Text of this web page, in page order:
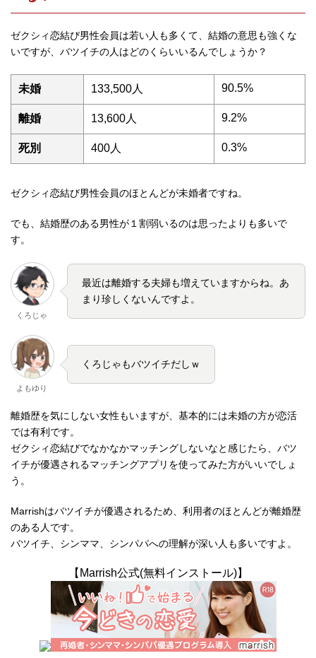
ゼクシィ恋結び男性会員は若い人も多くて、結婚の意思も強くな
いですが、バツイチの人はどのくらいいるんでしょうか？
未婚 133,500人 90.5%
離婚 13,600人 9.2%
死別 400人 0.3%
ゼクシィ恋結び男性会員のほとんどが未婚者ですね。
でも、結婚歴のある男性が１割弱いるのは思ったよりも多いで
す。
くろじゃ
最近は離婚する夫婦も増えていますからね。あ
まり珍しくないんですよ。
よもゆり
くろじゃもバツイチだしｗ
離婚歴を気にしない女性もいますが、基本的には未婚の方が恋活
では有利です。
ゼクシィ恋結びでなかなかマッチングしないなと感じたら、バツ
イチが優遇されるマッチングアプリを使ってみた方がいいでしょ
う。
Marrishはバツイチが優遇されるため、利用者のほとんどが離婚歴
のある人です。
バツイチ、シンママ、シンパパへの理解が深い人も多いですよ。
【Marrish公式(無料インストール)】